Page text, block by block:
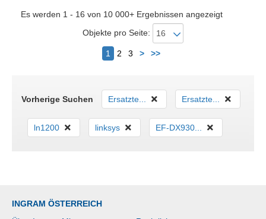
Es werden 1 - 16 von 10 000+ Ergebnissen angezeigt
Objekte pro Seite:
1 2 3 > >>Nächster
Vorherige Suchen Ersatzte... Ersatzte...
ln1200 linksys EF-DX930...
INGRAM ÖSTERREICH